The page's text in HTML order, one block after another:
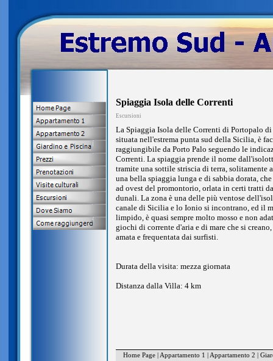
Spiaggia Isola delle Correnti
Escursioni
La Spiaggia Isola delle Correnti di Portopalo di
situata nell'estrema punta sud della Sicilia, è
raggiungibile da Porto Palo seguendo le
Correnti. La spiaggia prende il nome
tramite una sottile striscia di terra, solitamente
una bella spiaggia lunga e di sabbia dorata, che
ad ovest del promontorio, orlata in certi tratti
dunali. La zona è una delle più ventose
canale di Sicilia e lo Ionio si incontrano, ed il
limpido, è quasi sempre molto mosso e non
giochi di corrente d'aria e di mare che si
amata e frequentata dai surfisti.
Durata della visita: mezza giornata
Distanza dalla Villa: 4 km
Home Page| Appartamento 1 | Appartamento 2 |